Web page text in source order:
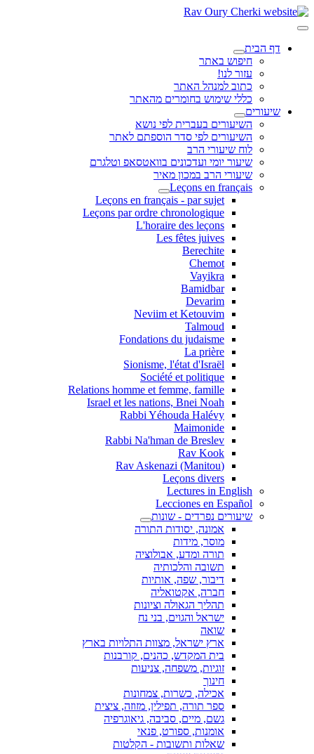
דף הבית
חיפוש באתר
עזור לנו!
כתוב למנהל האתר
כללי שימוש בחומרים מהאתר
שיעורים
השיעורים בעברית לפי נושא
השיעורים לפי סדר הוספתם לאתר
לוח שיעורי הרב
שיעור יומי ועדכונים בוואטסאפ וטלגרם
שיעורי הרב במכון מאיר
Leçons en français
Leçons en français - par sujet
Leçons par ordre chronologique
L'horaire des leçons
Les fêtes juives
Berechite
Chemot
Vayikra
Bamidbar
Devarim
Neviim et Ketouvim
Talmoud
Fondations du judaisme
La prière
Sionisme, l'état d'Israël
Société et politique
Relations homme et femme, famille
Israel et les nations, Bnei Noah
Rabbi Yéhouda Halévy
Maimonide
Rabbi Na'hman de Breslev
Rav Kook
(Rav Askenazi (Manitou
Leçons divers
Lectures in English
Lecciones en Español
שיעורים נפרדים - שונות
אמונה, יסודות התורה
מוסר, מידות
תורה ומדע, אבולוציה
תשובה והלכותיה
דיבור, שפה, אותיות
חברה, אקטואליה
תהליך הגאולה וציונות
ישראל והגוים, בני נח
שואה
ארץ ישראל, מצוות התלויות בארץ
בית המקדש, כהנים, קורבנות
זוגיות, משפחה, צניעות
חינוך
אכילה, כשרות, צמחונות
ספר תורה, תפילין, מזוזה, ציצית
גשם, מיים, סביבה, גיאוגרפיה
אומנות, ספורט, פנאי
שאלות ותשובות - הקלטות